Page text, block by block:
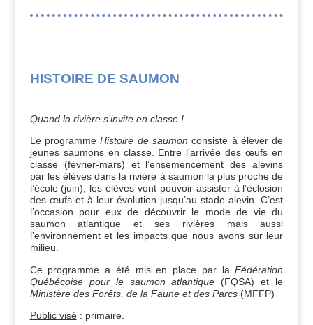
HISTOIRE DE SAUMON
Quand la rivière s’invite en classe !
Le programmeHistoire de saumon consiste à élever de
jeunes saumons en classe. Entre l’arrivée des œufs en
classe (février-mars) et l’ensemencement des alevins
par les élèves dans la rivière à saumon la plus proche de
l’école (juin), les élèves vont pouvoir assister à l’éclosion
des œufs et à leur évolution jusqu’au stade alevin. C’est
l’occasion pour eux de découvrir le mode de vie du
saumon atlantique et ses rivières mais aussi
l’environnement et les impacts que nous avons sur leur
milieu.
Ce programme a été mis en place par laFédération
Québécoise pour le saumon atlantique (FQSA) et le
Ministère des Forêts, de la Faune et des Parcs(MFFP)
Public visé: primaire.